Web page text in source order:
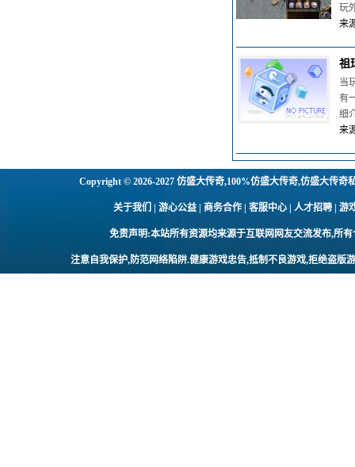
玩
来
祖
当
有
细
来
Copyright © 2026-2027仿盛大传奇,100%仿盛大传奇,仿盛大传奇
关于我们 | 游心公益 | 商务合作 | 客服中心 | 人才招聘 |
免责声明:本站所有资源均来源于互联网网友交流发布,所
注意自我保护,防范网络陷阱.健康游戏忠告,抵制不良游戏,拒绝盗版